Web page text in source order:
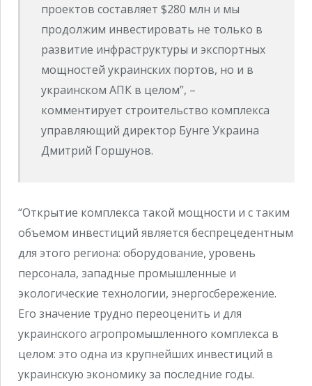
проектов составляет $280 млн и мы
продолжим инвестировать не только в
развитие инфраструктуры и экспортных
мощностей украинских портов, но и в
украинском АПК в целом”, –
комментирует строительство комплекса
управляющий директор Бунге Украина
Дмитрий Горшунов.
“Открытие комплекса такой мощности и с таким
объемом инвестиций является беспрецедентным
для этого региона: оборудование, уровень
персонала, западные промышленные и
экологические технологии, энергосбережение.
Его значение трудно переоценить и для
украинского агропромышленного комплекса в
целом: это одна из крупнейших инвестиций в
украинскую экономику за последние годы.